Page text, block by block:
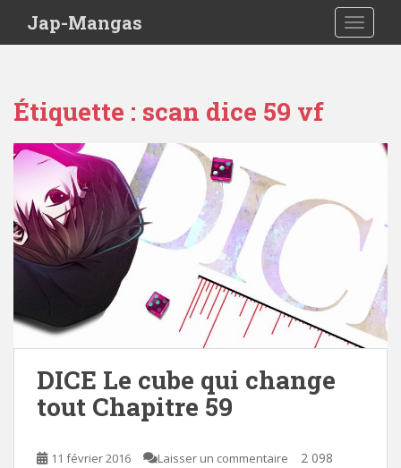
Jap-Mangas
Étiquette : scan dice 59 vf
DICE Le cube qui change
tout Chapitre 59
11 février 2016 Laisser un commentaire
2 098